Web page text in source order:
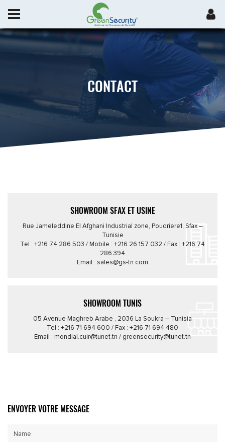
CONTACT
SHOWROOM SFAX ET USINE
Rue Jameleddine El Afghani Industrial zone, Poudriere1, Sfax –
Tunisie
Tel : +216 74 286 503 / Mobile : +216 26 157 032 / Fax : +216 74
286 394
Email : sales@gs-tn.com
SHOWROOM TUNIS
05 Avenue Maghreb Arabe , 2036 La Soukra – Tunisia
Tel : +216 71 694 600 / Fax : +216 71 694 480
Email : mondial.cuir@tunet.tn / greensecurity@tunet.tn
ENVOYER VOTRE MESSAGE